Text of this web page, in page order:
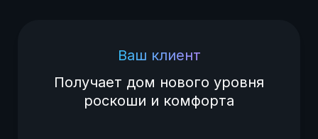
Ваш клиент
Получает дом нового уровня
роскоши и комфорта